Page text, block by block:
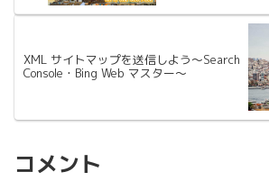
XML サイトマップを送信しよう〜Search
Console・Bing Web マスター〜
コメント